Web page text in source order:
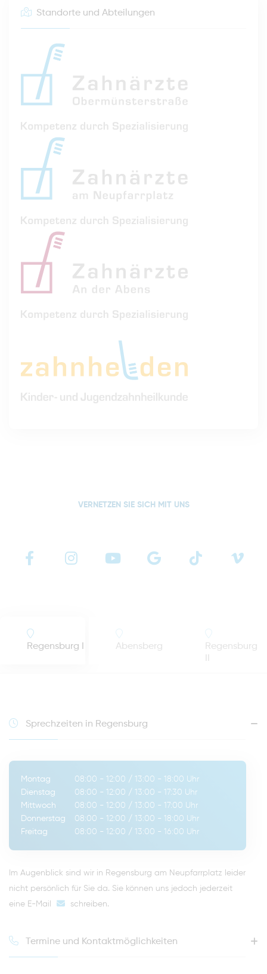
Standorte und Abteilungen
VERNETZEN SIE SICH MIT UNS
Regensburg I Abensberg
Regensburg
Sprechzeiten in Regensburg
Montag 08:00 - 12:00 / 13:00 - 18:00 Uhr
Dienstag
08:00 - 12:00 / 13:00 - 17:30 Uhr
Mittwoch
08:00 - 12:00 / 13:00 - 17:00 Uhr
Donnerstag
08:00 - 12:00 / 13:00 - 18:00 Uhr
Freitag
08:00 - 12:00 / 13:00 - 16:00 Uhr
Im Augenblick sind wir in Regensburg am Neupfarrplatz leider
nicht persönlich für Sie da. Sie können uns jedoch jederzeit
eine E-Mail
schreiben.
Termine und Kontaktmöglichkeiten